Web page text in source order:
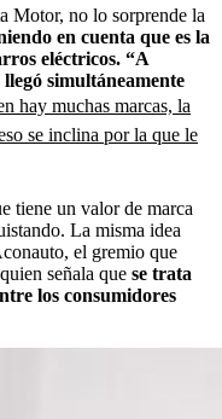
Motor, no lo sorprende la
en cuenta que es la
eléctricos. “A
simultáneamente
hay muchas marcas, la
se inclina por la que le
tiene un valor de marca
La misma idea
el gremio que
señala que se trata
los consumidores